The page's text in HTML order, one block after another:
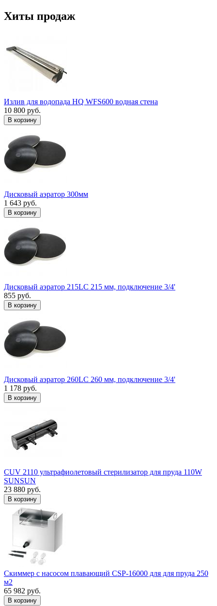
Хиты продаж
Излив для водопада HQ WFS600 водная стена
10 800 руб.
В корзину
Дисковый аэратор 300мм
1 643 руб.
В корзину
Дисковый аэратор 215LC 215 мм, подключение 3/4'
855 руб.
В корзину
Дисковый аэратор 260LC 260 мм, подключение 3/4'
1 178 руб.
В корзину
CUV 2110 ультрафиолетовый стерилизатор для пруда 110W
SUNSUN
23 880 руб.
В корзину
Скиммер с насосом плавающий CSP-16000 для для пруда 250
м2
65 982 руб.
В корзину